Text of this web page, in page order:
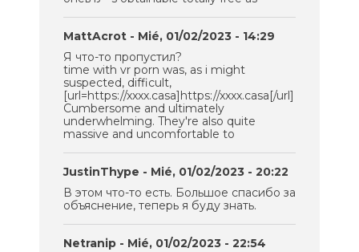
MattAcrot - Mié, 01/02/2023 - 14:29
Я что-то пропустил?
time with vr porn was, as i might
suspected, difficult,
[url=https://xxxx.casa]https://xxxx.casa[/url]
Cumbersome and ultimately
underwhelming. They're also quite
massive and uncomfortable to
JustinThype - Mié, 01/02/2023 - 20:22
В этом что-то есть. Большое спасибо за
объяснение, теперь я буду знать.
Netranip - Mié, 01/02/2023 - 22:54